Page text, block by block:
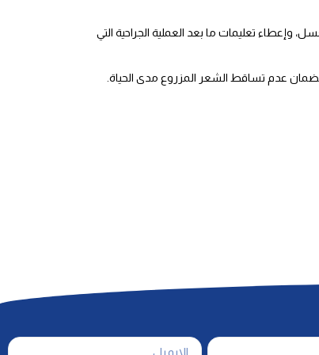
وإعطاء تعليمات ما بعد العملية الجراحية التي
عدم تساقط الشعر المزروع مدى الحياة.